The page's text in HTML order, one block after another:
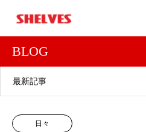
BLOG
最新記事
日々